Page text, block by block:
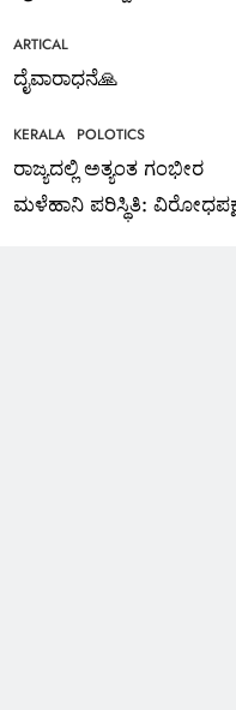
ಜಿ.ಜ್ಯೋತಿಶ್ವರ ಅಭಿಮತ
ARTICAL
ದೈವಾರಾಧನೆ🙏
KERALA POLOTICS
ರಾಜ್ಯದಲ್ಲಿ ಅತ್ಯಂತ ಗಂಭೀರ
ಮಳೆಹಾನಿ ಪರಿಸ್ಥಿತಿ: